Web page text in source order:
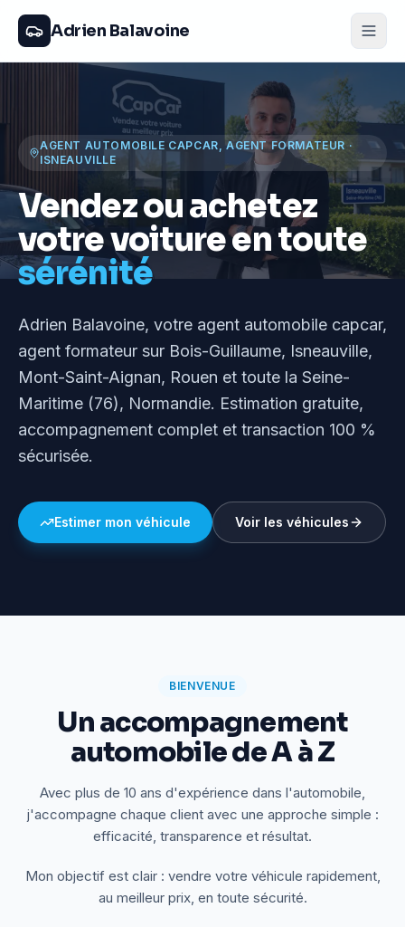
Adrien Balavoine
AGENT AUTOMOBILE CAPCAR, AGENT FORMATEUR ·
ISNEAUVILLE
Vendez ou achetez
votre voiture en toute
sérénité
Adrien Balavoine, votre agent automobile capcar,
agent formateur sur Bois-Guillaume, Isneauville,
Mont-Saint-Aignan, Rouen et toute la Seine-
Maritime (76), Normandie. Estimation gratuite,
accompagnement complet et transaction 100 %
sécurisée.
Estimer mon véhicule Voir les véhicules
BIENVENUE
Un accompagnement
automobile de A à Z
Avec plus de 10 ans d'expérience dans l'automobile,
j'accompagne chaque client avec une approche simple :
efficacité, transparence et résultat.
Mon objectif est clair : vendre votre véhicule rapidement,
au meilleur prix, en toute sécurité.